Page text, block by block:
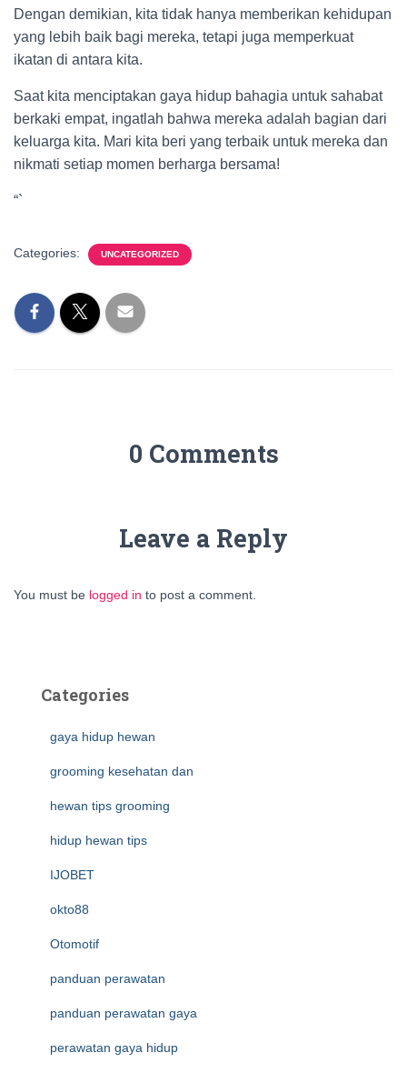
Dengan demikian, kita tidak hanya memberikan kehidupan
yang lebih baik bagi mereka, tetapi juga memperkuat
ikatan di antara kita.
Saat kita menciptakan gaya hidup bahagia untuk sahabat
berkaki empat, ingatlah bahwa mereka adalah bagian dari
keluarga kita. Mari kita beri yang terbaik untuk mereka dan
nikmati setiap momen berharga bersama!
“`
Categories: UNCATEGORIZED
0 Comments
Leave a Reply
You must be logged in to post a comment.
Categories
gaya hidup hewan
grooming kesehatan dan
hewan tips grooming
hidup hewan tips
IJOBET
okto88
Otomotif
panduan perawatan
panduan perawatan gaya
perawatan gaya hidup